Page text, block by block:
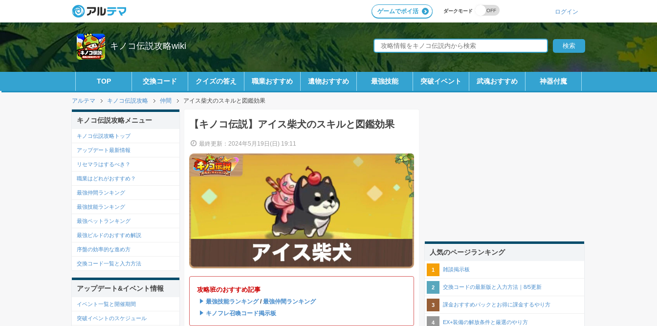
ダークモード
ゲームでポイ活 ログイン
キノコ伝説攻略wiki
TOP 交換コード クイズの答え 職業おすすめ 遺物おすすめ 最強技能 突破イベント 武魂おすすめ 神器付魔
アルテマ キノコ伝説攻略 仲間 アイス柴犬のスキルと図鑑効果
【キノコ伝説】アイス柴犬のスキルと図鑑効果
最終更新：2024年5月19日(日) 19:11
攻略班のおすすめ記事
・ 最強技能ランキング/ 最強仲間ランキング
・ キノフレ召喚コード掲示板
キノコ伝説攻略メニュー
キノコ伝説攻略トップ
アップデート最新情報
リセマラはするべき？
職業はどれがおすすめ？
最強仲間ランキング
最強技能ランキング
最強ペットランキング
最強ビルドのおすすめ解説
序盤の効率的な進め方
交換コード一覧と入力方法
アップデート&イベント情報
イベント一覧と開催期間
突破イベントのスケジュール
人気のページランキング
雑談掲示板
交換コードの最新版と入力方法｜8/5更新
課金おすすめパックとお得に課金するやり方
EX+装備の解放条件と厳選のやり方